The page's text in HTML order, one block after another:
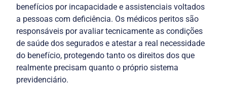
benefícios por incapacidade e assistenciais voltados
a pessoas com deficiência. Os médicos peritos são
responsáveis por avaliar tecnicamente as condições
de saúde dos segurados e atestar a real necessidade
do benefício, protegendo tanto os direitos dos que
realmente precisam quanto o próprio sistema